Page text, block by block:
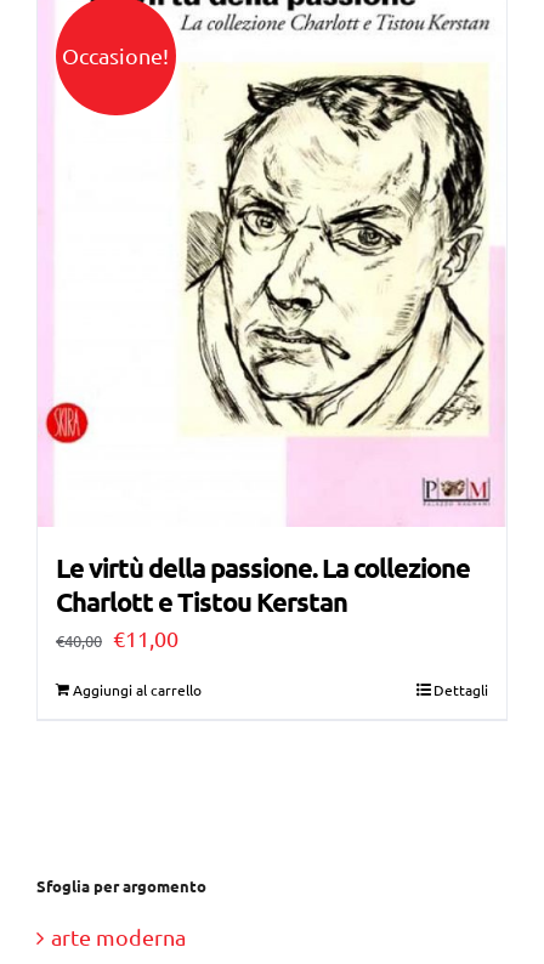
Occasione!
Le virtù della passione. La collezione
Charlott e Tistou Kerstan
€40,00 Il
€11,00Il
Aggiungi al carrello Dettagli
Sfoglia per argomento
arte moderna